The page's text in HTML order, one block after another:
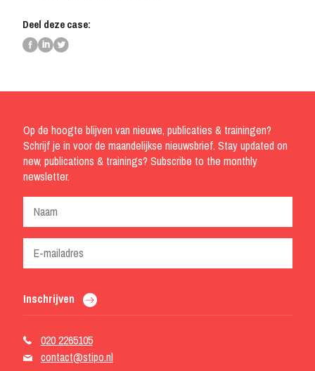
projecten ontvangen? Schrijf je dan in.
Deel deze case:
Op de hoogte blijven van nieuwe, publicaties & trainingen?
Schrijf je in voor de maandelijkse nieuwsbrief. Stay updated on
new, publications & trainings? Subscribe to the monthly
newsletter.
Inschrijven
020 2265105
contact@stipo.nl